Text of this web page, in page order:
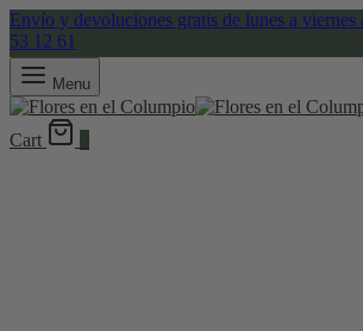
Envío y devoluciones gratis de lunes a viernes
53 12 61
Menu
Cart